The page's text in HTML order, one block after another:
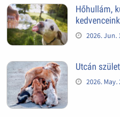
Hőhullám,
2026. Jun.
Utcán
2026. May.